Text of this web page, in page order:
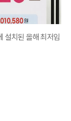
설치된 올해 최저임